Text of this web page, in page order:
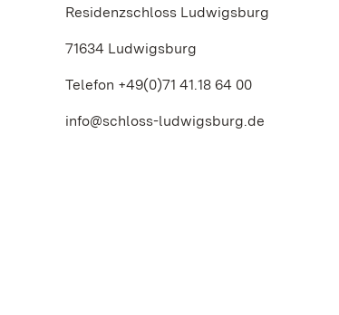
Residenzschloss Ludwigsburg
71634 Ludwigsburg
Telefon +49(0)71 41.18 64 00
info@schloss-ludwigsburg.de